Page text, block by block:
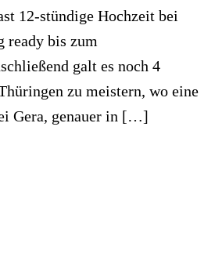
12-stündige Hochzeit bei
ready bis zum
galt es noch 4
zu meistern, wo eine
Gera, genauer in […]